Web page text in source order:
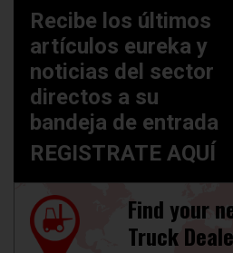
Recibe los últimos
artículos eureka y
noticias del sector
directos a su
bandeja de entrada
REGISTRATE AQUÍ
Find your
Truck